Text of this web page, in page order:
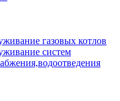
газовых котлов
систем